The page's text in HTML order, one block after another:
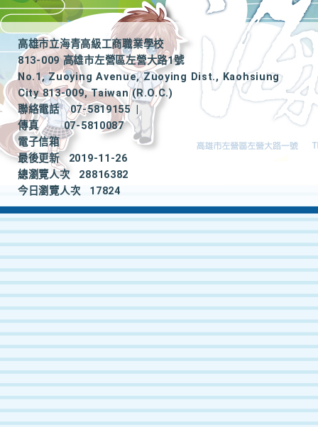
高雄市立海青高級工商職業學校
813-009 高雄市左營區左營大路1號
No.1, Zuoying Avenue, Zuoying Dist., Kaohsiung
City 813-009, Taiwan (R.O.C.)
聯絡電話
07-5819155
|
傳真
07-5810087
電子信箱
最後更新
2019-11-26
總瀏覽人次
28816382
今日瀏覽人次
17824